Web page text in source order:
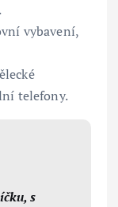
vybavení,
telefony.
s